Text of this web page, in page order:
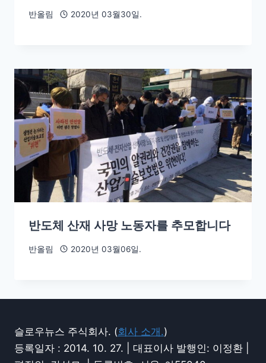
반올림 2020년 03월30일.
반도체 산재 사망 노동자를 추모합니다
반올림 2020년 03월06일.
슬로우뉴스 주식회사. (회사 소개.)
등록일자 : 2014. 10. 27. | 대표이사 발행인: 이정환 |